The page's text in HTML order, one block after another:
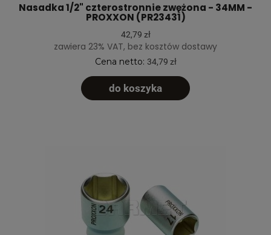
Nasadka 1/2" czterostronnie zwężona - 34MM -
PROXXON (PR23431)
42,79 zł
zawiera 23% VAT, bez kosztów dostawy
Cena netto: 34,79 zł
do koszyka